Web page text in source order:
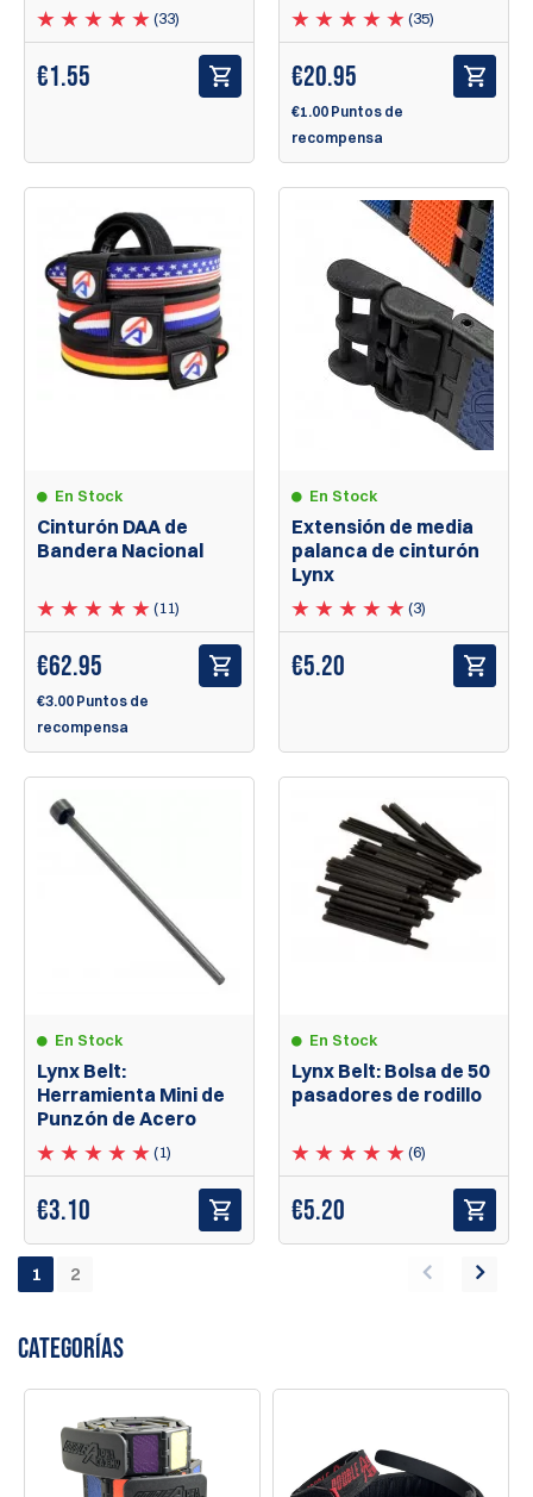
(33)
€1.55
(35)
€20.95
€1.00 Puntos de
recompensa
En Stock
Cinturón DAA de
Bandera Nacional
(11)
€62.95
€3.00 Puntos de
recompensa
En Stock
Extensión de media
palanca de cinturón
Lynx
(3)
€5.20
En Stock
Lynx Belt:
Herramienta Mini de
Punzón de Acero
(1)
€3.10
En Stock
Lynx Belt: Bolsa de 50
pasadores de rodillo
(6)
€5.20
1 2
CATEGORÍAS